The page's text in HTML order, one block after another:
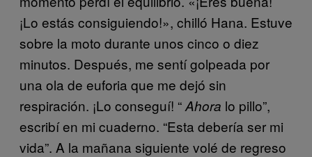
¡Lo estás consiguiendo!», chilló Hana. Estuve
sobre la moto durante unos cinco o diez
minutos. Después, me sentí golpeada por
una ola de euforia que me dejó sin
respiración. ¡Lo conseguí! “Ahora lo pillo”,
escribí en mi cuaderno. “Esta debería ser mi
vida”. A la mañana siguiente volé de regreso